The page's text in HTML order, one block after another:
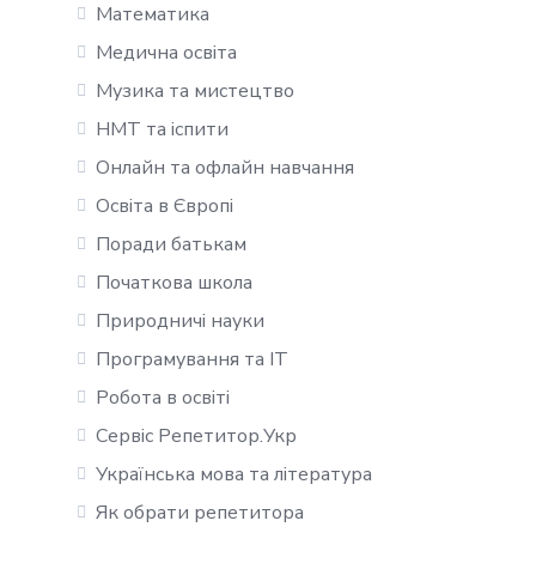
Математика
Медична освіта
Музика та мистецтво
НМТ та іспити
Онлайн та офлайн навчання
Освіта в Європі
Поради батькам
Початкова школа
Природничі науки
Програмування та IT
Робота в освіті
Сервіс Репетитор.Укр
Українська мова та література
Як обрати репетитора